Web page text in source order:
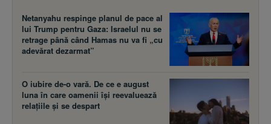
Netanyahu respinge planul de pace al
lui Trump pentru Gaza: Israelul nu se
retrage până când Hamas nu va fi „cu
adevărat dezarmat”
O iubire de-o vară. De ce e august
luna în care oamenii își reevaluează
relațiile și se despart